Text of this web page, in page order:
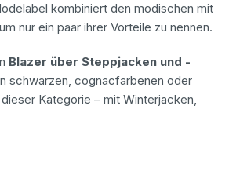
kombiniert den modischen mit
nur ein paar ihrer Vorteile zu nennen.
Blazer über Steppjacken und -
schwarzen, cognacfarbenen oder
Kategorie – mit Winterjacken,